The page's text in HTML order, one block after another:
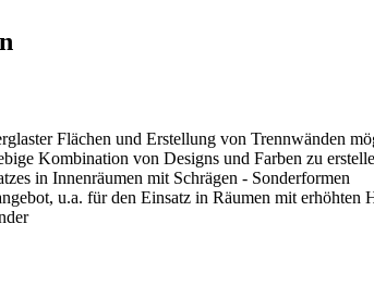
Flächen und Erstellung von Trennwänden
Kombination von Designs und Farben zu
in Innenräumen mit Schrägen - Sonderformen
u.a. für den Einsatz in Räumen mit erhöhten